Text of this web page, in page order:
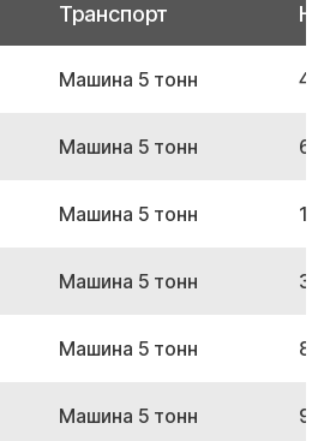
Транспорт
Машина 5 тонн
Машина 5 тонн
Машина 5 тонн
Машина 5 тонн
Машина 5 тонн
Машина 5 тонн